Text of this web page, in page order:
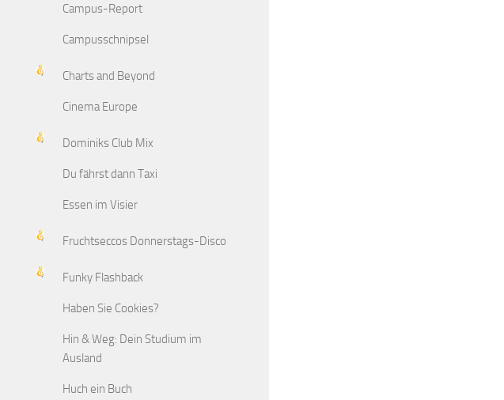
Campus-Report
Campusschnipsel
Charts and Beyond
Cinema Europe
Dominiks Club Mix
Du fährst dann Taxi
Essen im Visier
Fruchtseccos Donnerstags-Disco
Funky Flashback
Haben Sie Cookies?
Hin & Weg: Dein Studium im
Ausland
Huch ein Buch